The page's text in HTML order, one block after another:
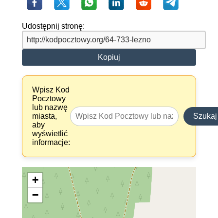
Udostępnij stronę:
Kopiuj
Wpisz Kod
Pocztowy
lub nazwę
miasta,
aby
wyświetlić
informacje:
Szukaj
+
−